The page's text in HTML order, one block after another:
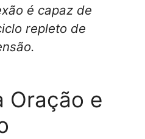
é capaz de
repleto de
Oração e